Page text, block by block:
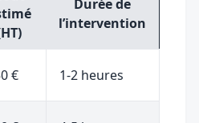
Durée de
l’intervention
€ 1-2 heures